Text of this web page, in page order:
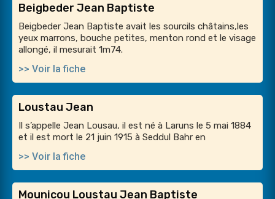
Beigbeder Jean Baptiste
Beigbeder Jean Baptiste avait les sourcils châtains,les
yeux marrons, bouche petites, menton rond et le visage
allongé, il mesurait 1m74.
>> Voir la fiche
Loustau Jean
Il s’appelle Jean Lousau, il est né à Laruns le 5 mai 1884
et il est mort le 21 juin 1915 à Seddul Bahr en
>> Voir la fiche
Mounicou Loustau Jean Baptiste